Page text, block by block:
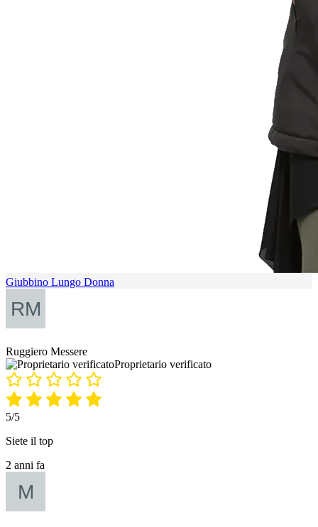
Giubbino Lungo Donna
Ruggiero Messere
Proprietario verificato
5/5
Siete il top
2 anni fa